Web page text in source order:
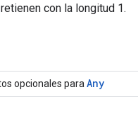
con la longitud 1.
opcionales para Any